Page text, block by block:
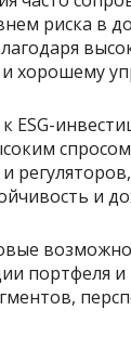
риска в
и хорошему
ESG-
и
портфеля и